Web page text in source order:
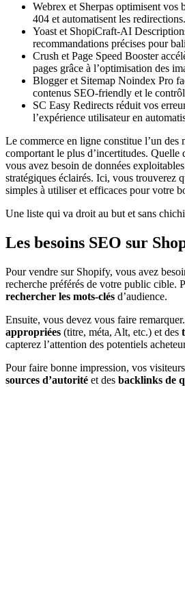
Webrex et Sherpas optimisent vos
404 et automatisent les redirections.
Yoast et ShopiCraft-AI
recommandations précises pour
Crush et Page Speed Booster
pages grâce à l’optimisation des
Blogger et Sitemap Noindex Pro
contenus SEO-friendly et le
SC Easy Redirects réduit vos
l’expérience utilisateur en
Le commerce en ligne constitue l’un des
comportant le plus d’incertitudes. Quelle
vous avez besoin de données
stratégiques éclairés. Ici, vous trouverez
simples à utiliser et efficaces pour votre
Une liste qui va droit au but et sans
Les besoins SEO sur
Pour vendre sur Shopify, vous avez
recherche préférés de votre public cible.
rechercher les mots-clés d’audience.
Ensuite, vous devez vous faire
appropriées (titre, méta, Alt, etc.) et des
capterez l’attention des potentiels
Pour faire bonne impression, vos
sources d’autorité et des backlinks de